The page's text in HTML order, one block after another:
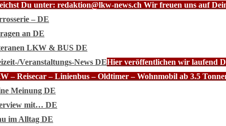
Du unter: redaktion@lkw-news.ch Wir freuen uns auf
– DE
an DE
LKW & BUS DE
Veranstaltungs-News DEHier veröffentlichen wir laufend
– Reisecar – Linienbus – Oldtimer – Wohnmobil ab 3.5
Meinung DE
mit… DE
im Alltag DE